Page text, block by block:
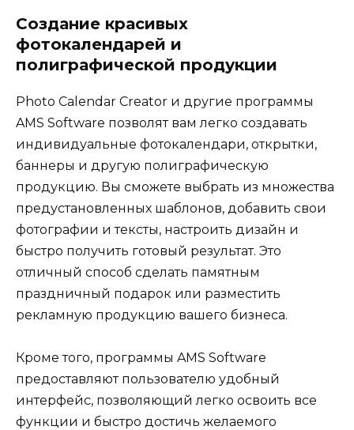
Создание красивых
фотокалендарей и
полиграфической продукции
Photo Calendar Creator и другие программы
AMS Software позволят вам легко создавать
индивидуальные фотокалендари, открытки,
баннеры и другую полиграфическую
продукцию. Вы сможете выбрать из множества
предустановленных шаблонов, добавить свои
фотографии и тексты, настроить дизайн и
быстро получить готовый результат. Это
отличный способ сделать памятным
праздничный подарок или разместить
рекламную продукцию вашего бизнеса.
Кроме того, программы AMS Software
предоставляют пользователю удобный
интерфейс, позволяющий легко освоить все
функции и быстро достичь желаемого